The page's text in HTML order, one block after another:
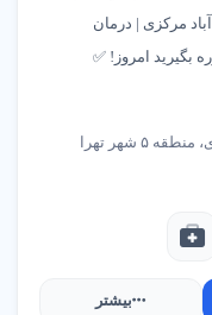
مرکزی | درمان
بگیرید امروز! ✅
۵ شهر تهرا
بیشتر